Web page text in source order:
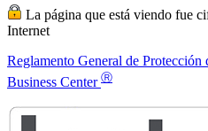
La página que está viendo fue
Internet
Reglamento General de
Business Center Ⓡ